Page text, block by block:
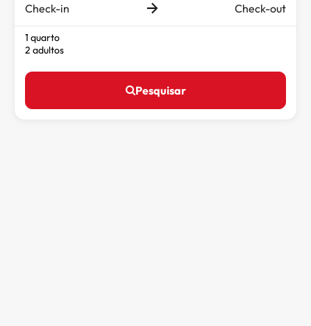
Check-in Check-out
1 quarto
2 adultos
Pesquisar